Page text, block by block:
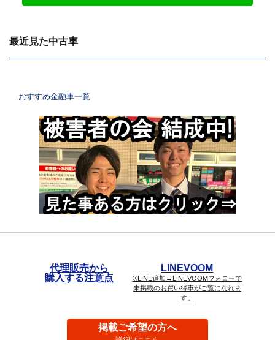
最近見た中古車
おすすめ金融車一覧
代理販売から
購入する注意点
LINEVOOM
※LINE追加→LINEVOOMフォローで
未掲載のお買い得車がご覧になれま
す。
掲載ご希望の方へ